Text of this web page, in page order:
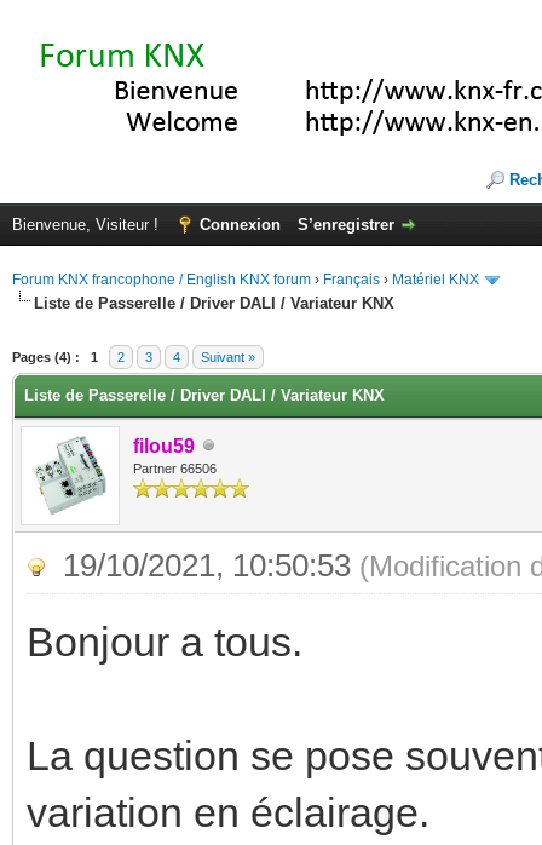
Bienvenue, Visiteur ! Connexion S’enregistrer
Forum KNX francophone / English KNX forum › Français › Matériel KNX
Liste de Passerelle / Driver DALI / Variateur KNX
Pages (4) : 1 2 3 4 Suivant »
Liste de Passerelle / Driver DALI / Variateur KNX
filou59
Partner 66506
19/10/2021, 10:50:53 (Modification
Bonjour a tous.
La question se pose
variation en éclairage.